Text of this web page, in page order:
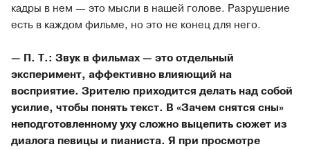
кадры в нем — это мысли в нашей голове. Разрушение
есть в каждом фильме, но это не конец для него.
— П. Т.: Звук в фильмах — это отдельный
эксперимент, аффективно влияющий на
восприятие. Зрителю приходится делать над собой
усилие, чтобы понять текст. В «Зачем снятся сны»
неподготовленному уху сложно выцепить сюжет из
диалога певицы и пианиста. Я при просмотре